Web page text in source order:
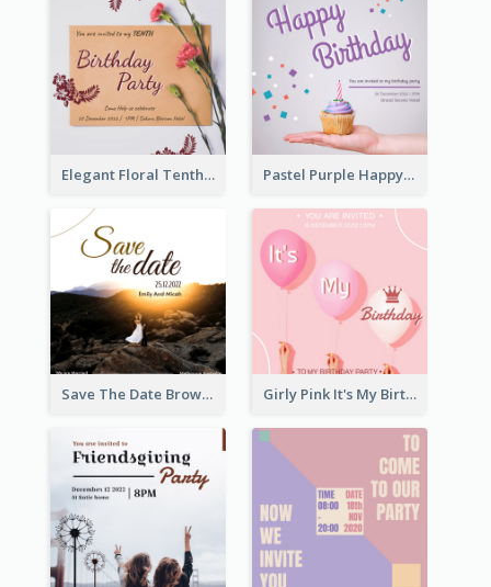
Elegant Floral Tenth Birthday Party Invitation Pastel Purple Happy Birthday Party Invitation
Save The Date Brown Marriage Invitation Girly Pink It's My Birthday Invitation